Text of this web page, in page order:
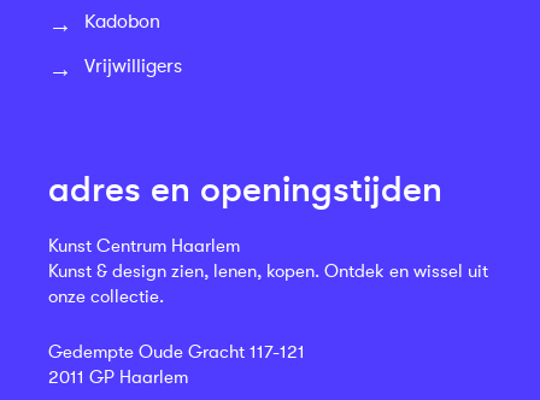
Kadobon
Vrijwilligers
adres en openingstijden
Kunst Centrum Haarlem
Kunst & design zien, lenen, kopen. Ontdek en wissel uit
onze collectie.
Gedempte Oude Gracht 117-121
2011 GP Haarlem